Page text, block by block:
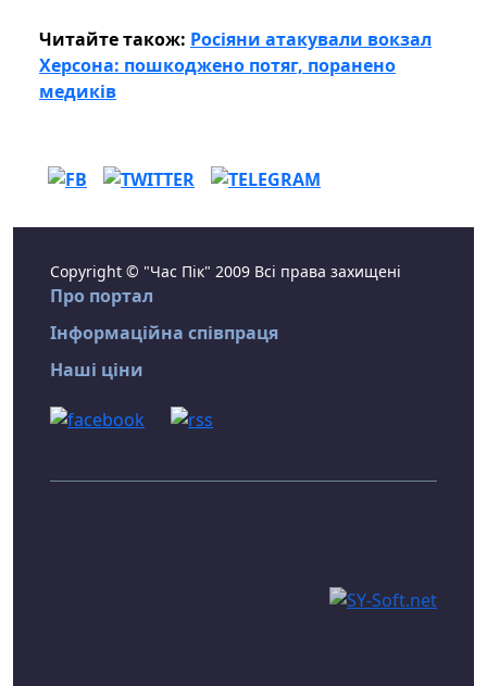
Читайте також: Росіяни атакували вокзал
Херсона: пошкоджено потяг, поранено
медиків
Copyright © "Час Пік" 2009 Всі права захищені
Про портал
Інформаційна співпраця
Наші ціни